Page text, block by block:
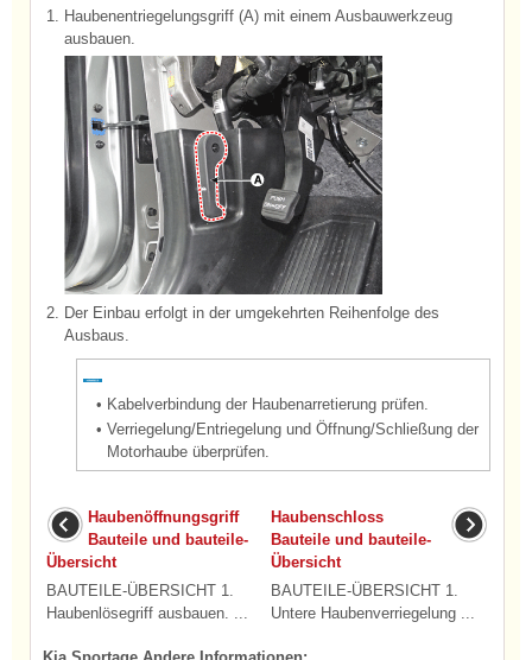
1. Haubenentriegelungsgriff (A) mit einem Ausbauwerkzeug
ausbauen.
2. Der Einbau erfolgt in der umgekehrten Reihenfolge des
Ausbaus.
• Kabelverbindung der Haubenarretierung prüfen.
• Verriegelung/Entriegelung und Öffnung/Schließung der
Motorhaube überprüfen.
Haubenöffnungsgriff
Bauteile und bauteile-
Übersicht
BAUTEILE-ÜBERSICHT 1.
Haubenlösegriff ausbauen. ...
Haubenschloss
Bauteile und bauteile-
Übersicht
BAUTEILE-ÜBERSICHT 1.
Untere Haubenverriegelung ...